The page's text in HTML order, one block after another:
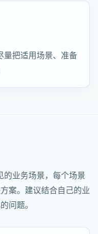
量把适用场景、准备
的业务场景，每个场景
案。建议结合自己的业
问题。